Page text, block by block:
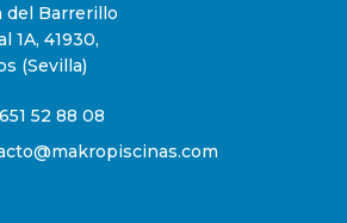
del Barrerillo
1A, 41930,
(Sevilla)
52 88 08